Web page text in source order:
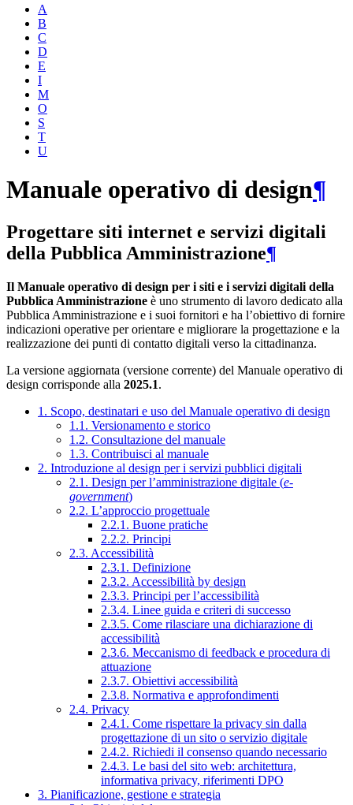
A
B
C
D
E
I
M
O
S
T
U
Manuale operativo di design¶
Progettare siti internet e servizi digitali
della Pubblica Amministrazione¶
Il Manuale operativo di design per i siti e i servizi digitali della
Pubblica Amministrazione è uno strumento di lavoro dedicato alla
Pubblica Amministrazione e i suoi fornitori e ha l’obiettivo di fornire
indicazioni operative per orientare e migliorare la progettazione e la
realizzazione dei punti di contatto digitali verso la cittadinanza.
La versione aggiornata (versione corrente) del Manuale operativo di
design corrisponde alla 2025.1.
1. Scopo, destinatari e uso del Manuale operativo di design
1.1. Versionamento e storico
1.2. Consultazione del manuale
1.3. Contribuisci al manuale
2. Introduzione al design per i servizi pubblici digitali
2.1. Design per l’amministrazione digitale (e-
government)
2.2. L’approccio progettuale
2.2.1. Buone pratiche
2.2.2. Principi
2.3. Accessibilità
2.3.1. Definizione
2.3.2. Accessibilità by design
2.3.3. Principi per l’accessibilità
2.3.4. Linee guida e criteri di successo
2.3.5. Come rilasciare una dichiarazione di
accessibilità
2.3.6. Meccanismo di feedback e procedura di
attuazione
2.3.7. Obiettivi accessibilità
2.3.8. Normativa e approfondimenti
2.4. Privacy
2.4.1. Come rispettare la privacy sin dalla
progettazione di un sito o servizio digitale
2.4.2. Richiedi il consenso quando necessario
2.4.3. Le basi del sito web: architettura,
informativa privacy, riferimenti DPO
3. Pianificazione, gestione e strategia